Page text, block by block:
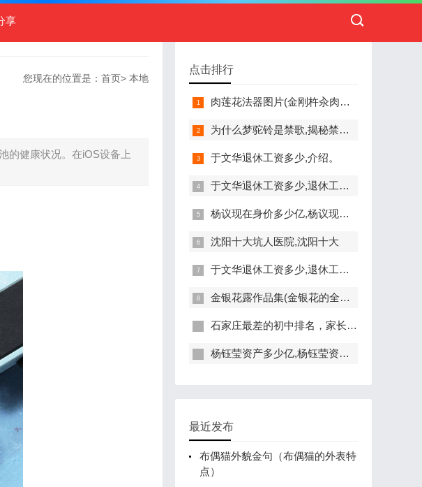
享
您现在的位置是： 首页> 本地
的健康状况。在iOS设备上
点击排行
肉莲花法器图片(金刚杵汆肉莲的介绍)
为什么梦驼铃是禁歌,揭秘禁歌背后的历史与争议
于文华退休工资多少,介绍。
于文华退休工资多少,退休工资是多少?文华
杨议现在身价多少亿,杨议现在身价多少亿?
沈阳十大坑人医院,沈阳十大
于文华退休工资多少,退休工资是多少?文华
金银花露作品集(金银花的全部作品)
石家庄最差的初中排名，家长们千万不能错过！
杨钰莹资产多少亿,杨钰莹资产有多少亿?
最近发布
布偶猫外貌金句（布偶猫的外表特
点）